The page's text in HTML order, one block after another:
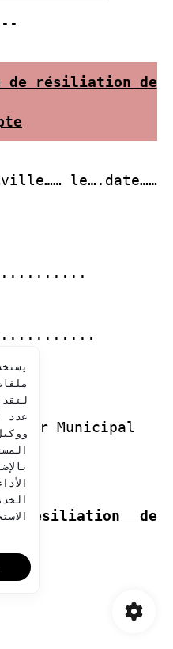
de résiliation de
le….date……
Municipal
résiliation de
عدد